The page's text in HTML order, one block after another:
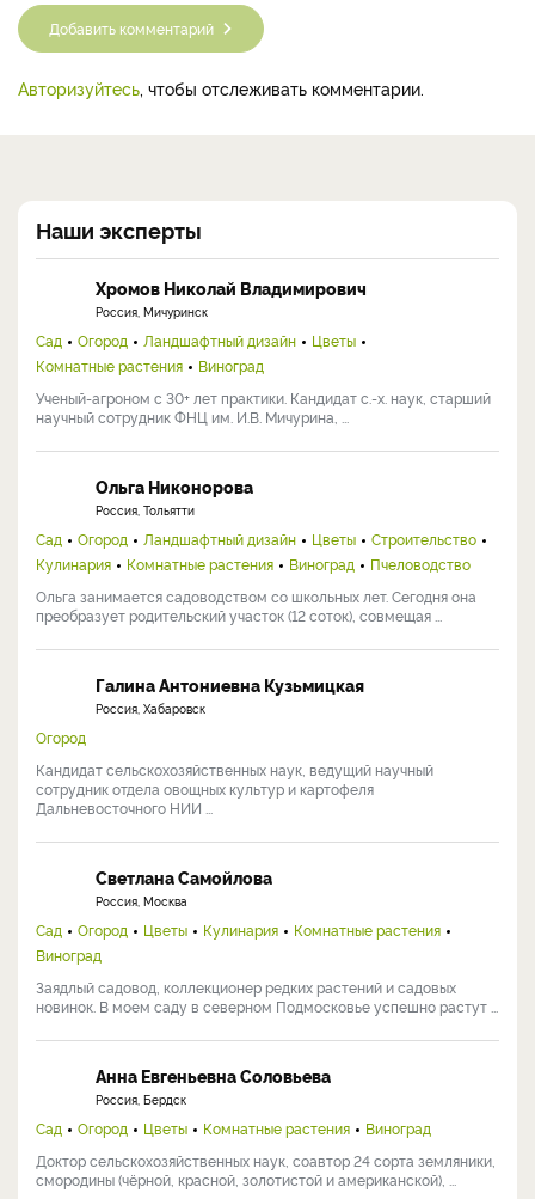
Добавить комментарий
Авторизуйтесь, чтобы отслеживать комментарии.
Наши эксперты
Хромов Николай Владимирович
Россия, Мичуринск
Сад Огород Ландшафтный дизайн
Цветы
Комнатные растения
Виноград
Ученый-агроном с 30+ лет практики. Кандидат с.-х. наук, старший
научный сотрудник ФНЦ им. И.В. Мичурина, ...
Ольга Никонорова
Россия, Тольятти
Сад Огород Ландшафтный дизайн Цветы
Строительство
Кулинария
Комнатные растения Виноград
Пчеловодство
Ольга занимается садоводством со школьных лет. Сегодня она
преобразует родительский участок (12 соток), совмещая ...
Галина Антониевна Кузьмицкая
Россия, Хабаровск
Огород
Кандидат сельскохозяйственных наук, ведущий научный
сотрудник отдела овощных культур и картофеля
Дальневосточного НИИ ...
Светлана Самойлова
Россия, Москва
Сад Огород Цветы Кулинария
Комнатные растения
Виноград
Заядлый садовод, коллекционер редких растений и садовых
новинок. В моем саду в северном Подмосковье успешно растут ...
Анна Евгеньевна Соловьева
Россия, Бердск
Сад Огород Цветы Комнатные растения
Виноград
Доктор сельскохозяйственных наук, соавтор 24 сорта земляники,
смородины (чёрной, красной, золотистой и американской), ...